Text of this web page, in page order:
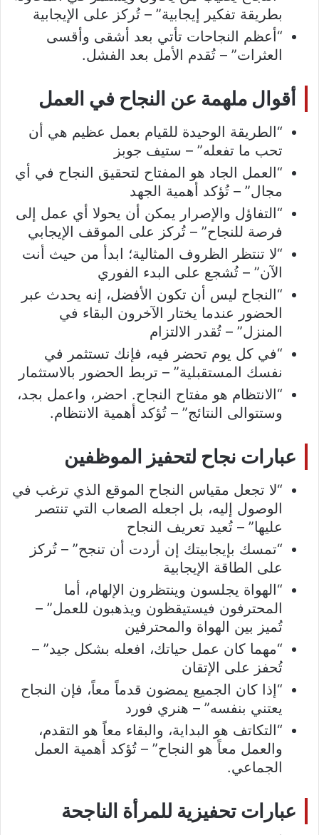
بطريقة تفكير إيجابية” – تُركز على الإيجابية
“أعظم النجاحات تأتي بعد أشقى وأقسى
العثرات” – تُقدم الأمل بعد الفشل.
أقوال ملهمة عن النجاح في العمل
“الطريقة الوحيدة للقيام بعمل عظيم هي أن
تحب ما تفعله” – ستيف جوبز
“العمل الجاد هو المفتاح لتحقيق النجاح في أي
مجال” – تُؤكد أهمية الجهد
“التفاؤل والإصرار يمكن أن يحولا أي عمل إلى
فرصة للنجاح” – تُركز على الموقف الإيجابي
“لا تنتظر الظروف المثالية؛ ابدأ من حيث أنت
الآن” – تُشجع على البدء الفوري
“النجاح ليس أن تكون الأفضل، إنه يحدث عبر
الحضور عندما يختار الآخرون البقاء في
المنزل” – تُقدر الالتزام
“في كل يوم تحضر فيه، فإنك تستثمر في
نفسك المستقبلية” – تربط الحضور بالاستثمار
“الانتظام هو مفتاح النجاح. احضر، واعمل بجد،
وستتوالى النتائج” – تُؤكد أهمية الانتظام.
عبارات نجاح لتحفيز الموظفين
“لا تجعل مقياس النجاح الموقع الذي ترغب في
الوصول إليه، بل اجعله الصعاب التي تنتصر
عليها” – تُعيد تعريف النجاح
“تمسك بإيجابيتك إن أردت أن تنجح” – تُركز
على الطاقة الإيجابية
“الهواة يجلسون وينتظرون الإلهام، أما
المحترفون فيستيقظون ويذهبون للعمل” –
تُميز بين الهواة والمحترفين
“مهما كان عمل حياتك، افعله بشكل جيد” –
تُحفز على الإتقان
“إذا كان الجميع يمضون قدماً معاً، فإن النجاح
يعتني بنفسه” – هنري فورد
“التكاتف هو البداية، والبقاء معاً هو التقدم،
والعمل معاً هو النجاح” – تُؤكد أهمية العمل
الجماعي.
عبارات تحفيزية للمرأة الناجحة